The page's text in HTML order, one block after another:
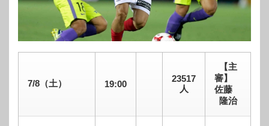
7/8（土） 19:00
23517
人
【主
審】
佐藤
隆治